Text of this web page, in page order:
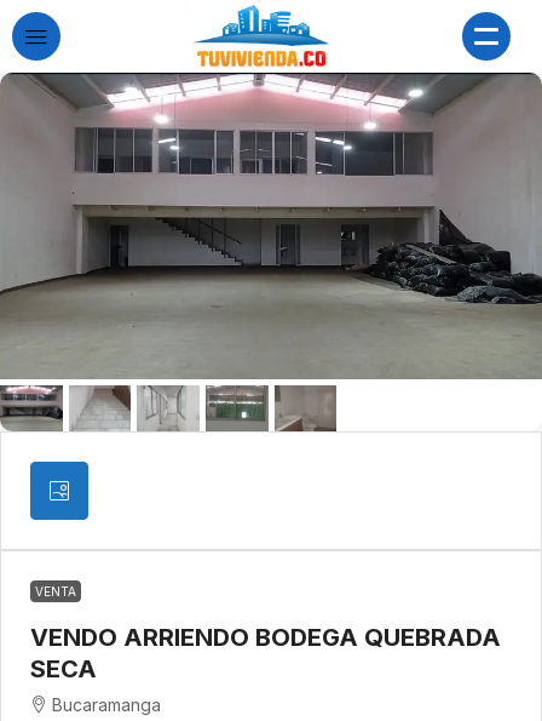
VENTA
VENDO ARRIENDO BODEGA QUEBRADA
SECA
Bucaramanga